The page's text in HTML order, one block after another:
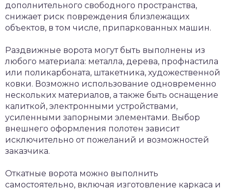
дополнительного свободного пространства,
снижает риск повреждения близлежащих
объектов, в том числе, припаркованных машин.
Раздвижные ворота могут быть выполнены из
любого материала: металла, дерева, профнастила
или поликарбоната, штакетника, художественной
ковки. Возможно использование одновременно
нескольких материалов, а также быть оснащение
калиткой, электронными устройствами,
усиленными запорными элементами. Выбор
внешнего оформления полотен зависит
исключительно от пожеланий и возможностей
заказчика.
Откатные ворота можно выполнить
самостоятельно, включая изготовление каркаса и